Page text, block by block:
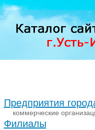
Предприятия
коммерческие
Филиалы